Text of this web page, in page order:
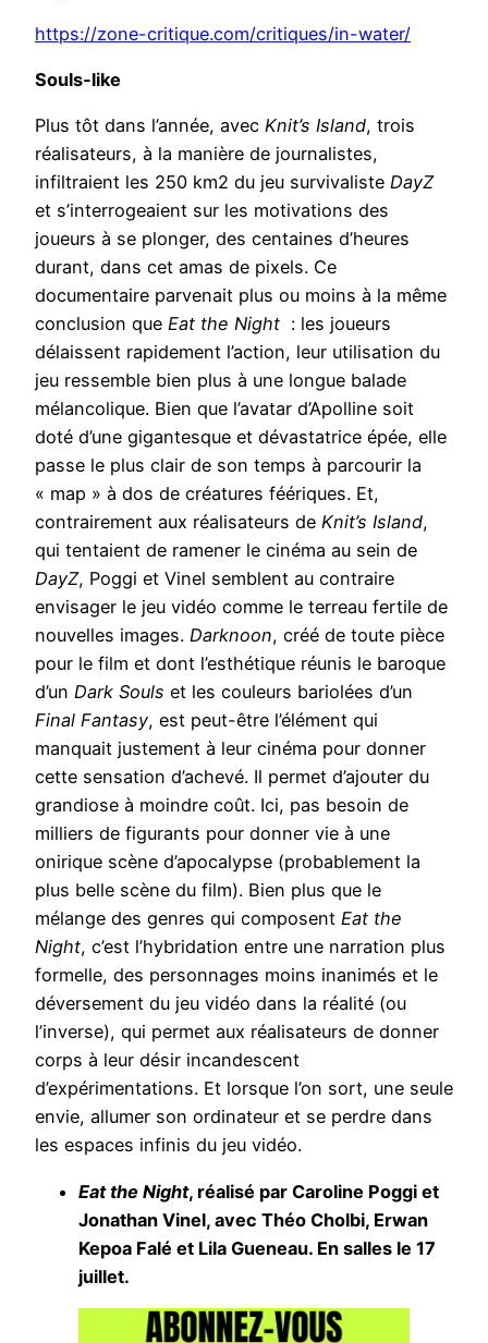
https://zone-critique.com/critiques/in-water/
Souls-like
Plus tôt dans l’année, avec Knit’s Island, trois
réalisateurs, à la manière de journalistes,
infiltraient les 250 km2 du jeu survivaliste DayZ
et s’interrogeaient sur les motivations des
joueurs à se plonger, des centaines d’heures
durant, dans cet amas de pixels. Ce
documentaire parvenait plus ou moins à la même
conclusion que Eat the Night : les joueurs
délaissent rapidement l’action, leur utilisation du
jeu ressemble bien plus à une longue balade
mélancolique. Bien que l’avatar d’Apolline soit
doté d’une gigantesque et dévastatrice épée, elle
passe le plus clair de son temps à parcourir la
« map » à dos de créatures féériques. Et,
contrairement aux réalisateurs de Knit’s Island,
qui tentaient de ramener le cinéma au sein de
DayZ, Poggi et Vinel semblent au contraire
envisager le jeu vidéo comme le terreau fertile de
nouvelles images. Darknoon, créé de toute pièce
pour le film et dont l’esthétique réunis le baroque
d’un Dark Souls et les couleurs bariolées d’un
Final Fantasy, est peut-être l’élément qui
manquait justement à leur cinéma pour donner
cette sensation d’achevé. Il permet d’ajouter du
grandiose à moindre coût. Ici, pas besoin de
milliers de figurants pour donner vie à une
onirique scène d’apocalypse (probablement la
plus belle scène du film). Bien plus que le
mélange des genres qui composent Eat the
Night, c’est l’hybridation entre une narration plus
formelle, des personnages moins inanimés et le
déversement du jeu vidéo dans la réalité (ou
l’inverse), qui permet aux réalisateurs de donner
corps à leur désir incandescent
d’expérimentations. Et lorsque l’on sort, une seule
envie, allumer son ordinateur et se perdre dans
les espaces infinis du jeu vidéo.
Eat the Night, réalisé par Caroline Poggi et
Jonathan Vinel, avec Théo Cholbi, Erwan
Kepoa Falé et Lila Gueneau. En salles le 17
juillet.